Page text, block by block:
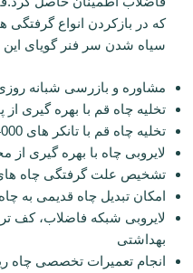
که در بازکردن انواع گرفتگی
سیاه شدن سر فنر گویای
مشاوره و بازرسی شبانه
تخلیه چاه قم با بهره
تخلیه چاه قم با تانکر های 24000 لیتری ، سپتیک و چربی گیر
لایروبی چاه با بهره گیری از
تشخیص علت گرفتگی چاه
امکان تبدیل چاه قدیمی به
لایروبی شبکه فاضلاب، کف
بهداشتی
انجام تعمیرات تخصصی چاه